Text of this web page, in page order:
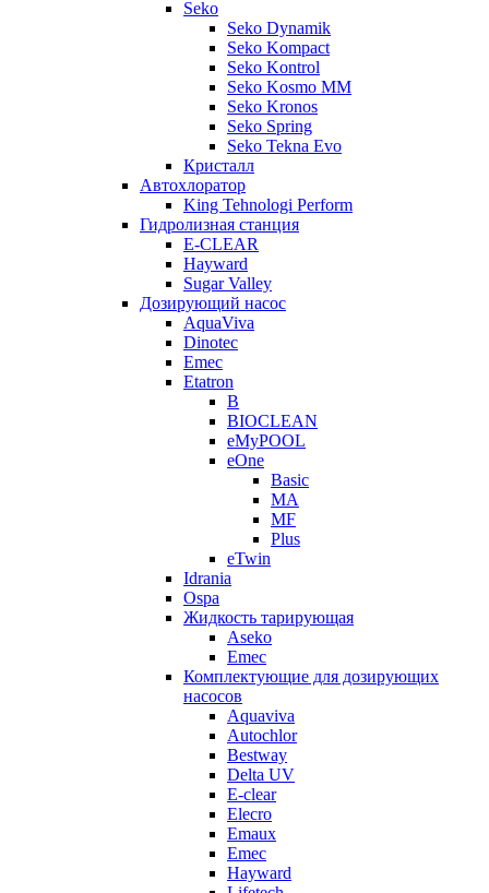
Seko
Seko Dynamik
Seko Kompact
Seko Kontrol
Seko Kosmo MM
Seko Kronos
Seko Spring
Seko Tekna Evo
Кристалл
Автохлоратор
King Tehnologi Perform
Гидролизная станция
E-CLEAR
Hayward
Sugar Valley
Дозирующий насос
AquaViva
Dinotec
Emec
Etatron
B
BIOCLEAN
eMyPOOL
eOne
Basic
MA
MF
Plus
eTwin
Idrania
Ospa
Жидкость тарирующая
Aseko
Emec
Комплектующие для дозирующих
насосов
Aquaviva
Autochlor
Bestway
Delta UV
E-clear
Elecro
Emaux
Emec
Hayward